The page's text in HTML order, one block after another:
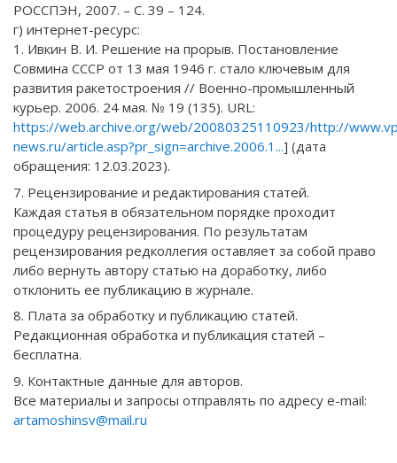
РОССПЭН, 2007. – С. 39 – 124.
г) интернет-ресурс:
1. Ивкин В. И. Решение на прорыв. Постановление
Совмина СССР от 13 мая 1946 г. стало ключевым для
развития ракетостроения // Военно-промышленный
курьер. 2006. 24 мая. № 19 (135). URL:
https://web.archive.org/web/20080325110923/http://
news.ru/article.asp?pr_sign=archive.2006.1...] (дата
обращения: 12.03.2023).
7. Рецензирование и редактирования статей.
Каждая статья в обязательном порядке проходит
процедуру рецензирования. По результатам
рецензирования редколлегия оставляет за собой право
либо вернуть автору статью на доработку, либо
отклонить ее публикацию в журнале.
8. Плата за обработку и публикацию статей.
Редакционная обработка и публикация статей –
бесплатна.
9. Контактные данные для авторов.
Все материалы и запросы отправлять по адресу e-mail:
artamoshinsv@mail.ru